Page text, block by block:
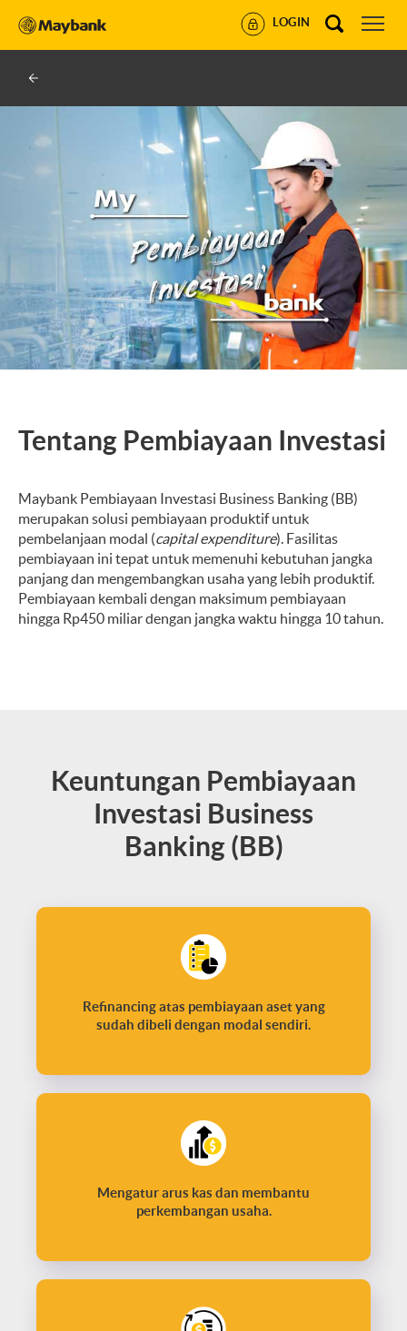
LOGIN
Tentang Pembiayaan Investasi
Maybank Pembiayaan Investasi Business Banking (BB)
merupakan solusi pembiayaan produktif untuk
pembelanjaan modal (capital expenditure). Fasilitas
pembiayaan ini tepat untuk memenuhi kebutuhan jangka
panjang dan mengembangkan usaha yang lebih produktif.
Pembiayaan kembali dengan maksimum pembiayaan
hingga Rp450 miliar dengan jangka waktu hingga 10 tahun.
Keuntungan Pembiayaan
Investasi Business
Banking (BB)
Refinancing atas pembiayaan aset yang
sudah dibeli dengan modal sendiri.
Mengatur arus kas dan membantu
perkembangan usaha.